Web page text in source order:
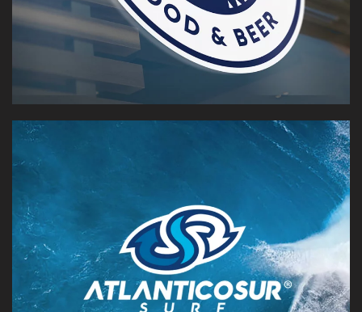
Renovación de marca para una de las primeras fábricas
de tablas de surf de Argentina.